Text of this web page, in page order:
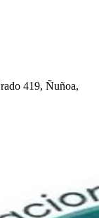
419, Ñuñoa,